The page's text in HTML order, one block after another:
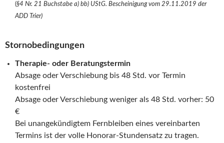
(§4 Nr. 21 Buchstabe a) bb) UStG. Bescheinigung vom 29.11.2019 der
ADD Trier)
Stornobedingungen
Therapie- oder Beratungstermin
Absage oder Verschiebung bis 48 Std. vor Termin
kostenfrei
Absage oder Verschiebung weniger als 48 Std. vorher: 50
€
Bei unangekündigtem Fernbleiben eines vereinbarten
Termins ist der volle Honorar-Stundensatz zu tragen.